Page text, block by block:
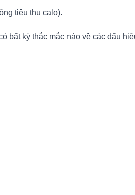
tiêu thụ calo).
kỳ thắc mắc nào về các dấu